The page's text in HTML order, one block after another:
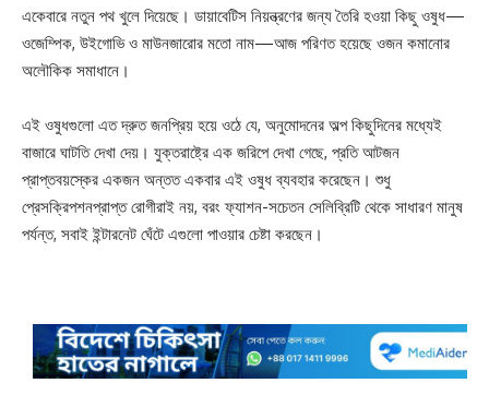
একেবারে নতুন পথ খুলে দিয়েছে। ডায়াবেটিস নিয়ন্ত্রণের জন্য তৈরি হওয়া কিছু ওষুধ—
ওজেম্পিক, উইগোভি ও মাউনজারোর মতো নাম—আজ পরিণত হয়েছে ওজন কমানোর
অলৌকিক সমাধানে।
এই ওষুধগুলো এত দ্রুত জনপ্রিয় হয়ে ওঠে যে, অনুমোদনের অল্প কিছুদিনের মধ্যেই
বাজারে ঘাটতি দেখা দেয়। যুক্তরাষ্ট্রে এক জরিপে দেখা গেছে, প্রতি আটজন
প্রাপ্তবয়স্কের একজন অন্তত একবার এই ওষুধ ব্যবহার করেছেন। শুধু
প্রেসক্রিপশনপ্রাপ্ত রোগীরাই নয়, বরং ফ্যাশন-সচেতন সেলিব্রিটি থেকে সাধারণ মানুষ
পর্যন্ত, সবাই ইন্টারনেট ঘেঁটে এগুলো পাওয়ার চেষ্টা করছেন।